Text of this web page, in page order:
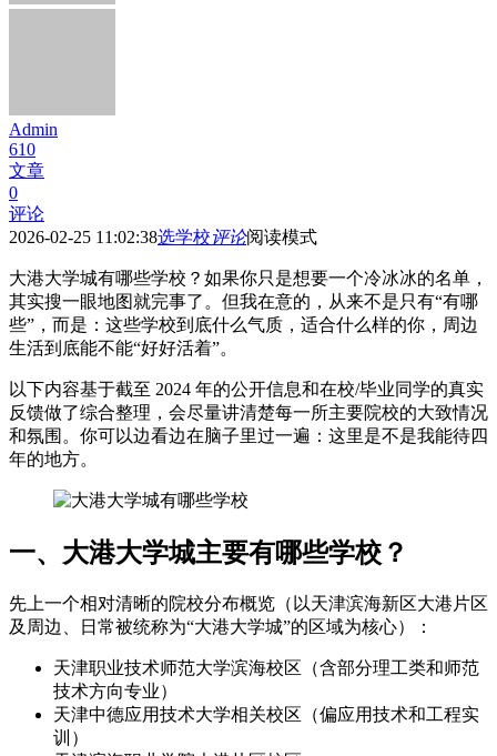
Admin
610
文章
0
评论
2026-02-25 11:02:38选学校评论阅读模式
大港大学城有哪些学校？如果你只是想要一个冷冰冰的名单，
其实搜一眼地图就完事了。但我在意的，从来不是只有“有哪
些”，而是：这些学校到底什么气质，适合什么样的你，周边
生活到底能不能“好好活着”。
以下内容基于截至 2024 年的公开信息和在校/毕业同学的真实
反馈做了综合整理，会尽量讲清楚每一所主要院校的大致情况
和氛围。你可以边看边在脑子里过一遍：这里是不是我能待四
年的地方。
一、大港大学城主要有哪些学校？
先上一个相对清晰的院校分布概览（以天津滨海新区大港片区
及周边、日常被统称为“大港大学城”的区域为核心）：
天津职业技术师范大学滨海校区（含部分理工类和师范
技术方向专业）
天津中德应用技术大学相关校区（偏应用技术和工程实
训）